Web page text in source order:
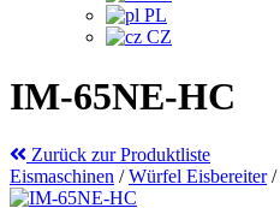
PL
CZ
IM-65NE-HC
Zurück zur Produktliste
Eismaschinen /Würfel Eisbereiter/